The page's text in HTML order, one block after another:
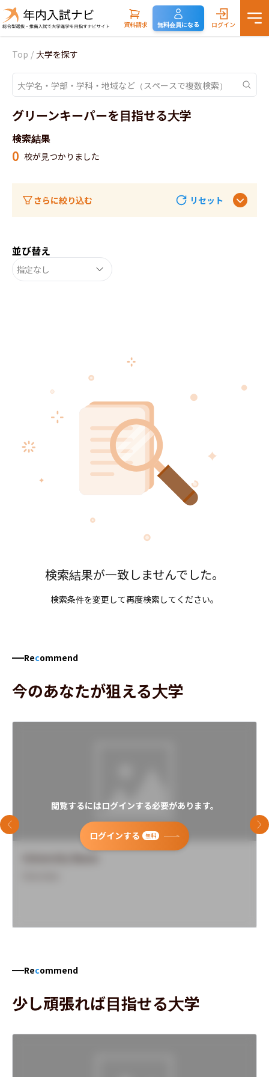
資料請求 無料会員になる ログイン
Top / 大学を探す
グリーンキーパーを目指せる大学
検索結果
0 校が見つかりました
さらに絞り込む リセット
並び替え
指定なし
検索結果が一致しませんでした。
検索条件を変更して再度検索してください。
Recommend
今のあなたが狙える大学
閲覧するにはログインする必要があります。
ログインする 無料
前のスライド 次
Recommend
少し頑張れば目指せる大学